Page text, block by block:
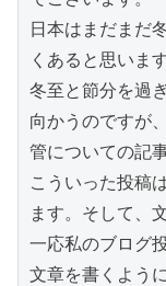
日本はまだまだ
くあると思います
冬至と節分を過
向かうのですが
管についての記
こういった投稿
ます。そして、
一応私のブログ
文章を書くよう